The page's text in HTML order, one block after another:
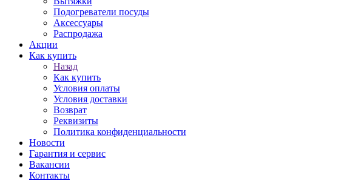
Подогреватели посуды
Аксессуары
Распродажа
Акции
Как купить
Назад
Как купить
Условия оплаты
Условия доставки
Возврат
Реквизиты
Политика конфиденциальности
Новости
Гарантия и сервис
Вакансии
Контакты